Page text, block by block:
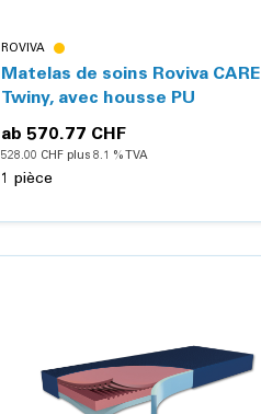
ROVIVA
Matelas de soins Roviva CARE
Twiny, avec housse PU
ab 570.77 CHF
528.00 CHF plus 8.1 % TVA
1 pièce